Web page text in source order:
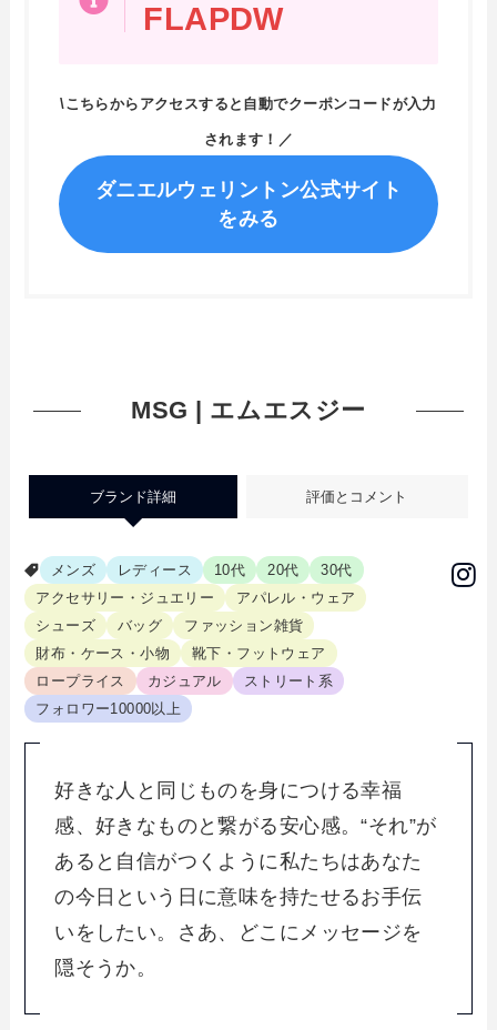
FLAPDW
\こちらからアクセスすると自動でクーポンコードが入力
されます！／
ダニエルウェリントン公式サイト
をみる
MSG | エムエスジー
ブランド詳細 評価とコメント
メンズ レディース 10代 20代
30代
アクセサリー・ジュエリー
アパレル・ウェア
シューズ
バッグ
ファッション雑貨
財布・ケース・小物
靴下・フットウェア
ロープライス
カジュアル
ストリート系
フォロワー10000以上
好きな人と同じものを身につける幸福
感、好きなものと繋がる安心感。“それ”が
あると自信がつくように私たちはあなた
の今日という日に意味を持たせるお手伝
いをしたい。さあ、どこにメッセージを
隠そうか。